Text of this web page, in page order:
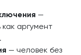
—
как аргумент
— человек без